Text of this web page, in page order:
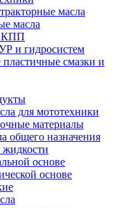
масла
масла
и гидросистем
смазки и
для мототехники
материалы
общего назначения
жидкости
основе
основе